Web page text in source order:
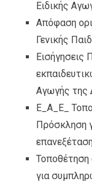
Ειδικής
Απόφαση
Γενικής
Εισήγησεις
Αγωγής της
Ε_Α_Ε_
Πρόσκληση
Τοποθέτηση
για